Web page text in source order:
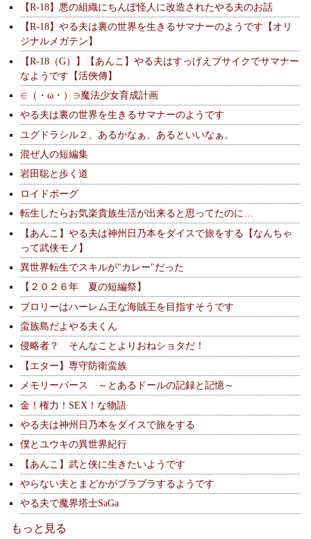
【R-18】悪の組織にちんぽ怪人に改造されたやる夫のお話
【R-18】やる夫は裏の世界を生きるサマナーのようです【オリ
ジナルメガテン】
【R-18（G）】【あんこ】やる夫はすっげえブサイクでサマナー
なようです【活俠傳】
∈（・ω・）∋魔法少女育成計画
やる夫は裏の世界を生きるサマナーのようです
ユグドラシル２、あるかなぁ、あるといいなぁ。
混ぜ人の短編集
岩田聡と歩く道
ロイドボーグ
転生したらお気楽貴族生活が出来ると思ってたのに…
【あんこ】やる夫は神州日乃本をダイスで旅をする【なんちゃ
って武侠モノ】
異世界転生でスキルが"カレー"だった
【２０２６年 夏の短編祭】
ブロリーはハーレム王な海賊王を目指すそうです
蛮族島だよやる夫くん
侵略者？ そんなことよりおねショタだ！
【エター】専守防衛蛮族
メモリーバース ～とあるドールの記録と記憶～
金！権力！SEX！な物語
やる夫は神州日乃本をダイスで旅をする
僕とユウキの異世界紀行
【あんこ】武と侠に生きたいようです
やらない夫とまどかがブラブラするようです
やる夫で魔界塔士SaGa
もっと見る